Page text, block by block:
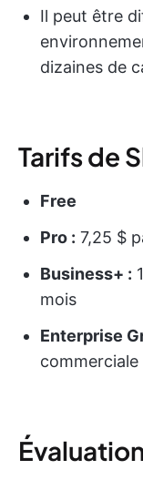
Il peut être
dizaines de
Tarifs de
Free
Pro : 7,25 $
Business+ :
mois
Enterprise
commerciale